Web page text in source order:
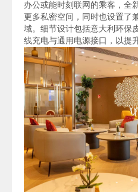
办公或能时刻联网的乘客，全
更多私密空间，同时也设置了
域。细节设计包括意大利环保
线充电与通用电源接口，以提